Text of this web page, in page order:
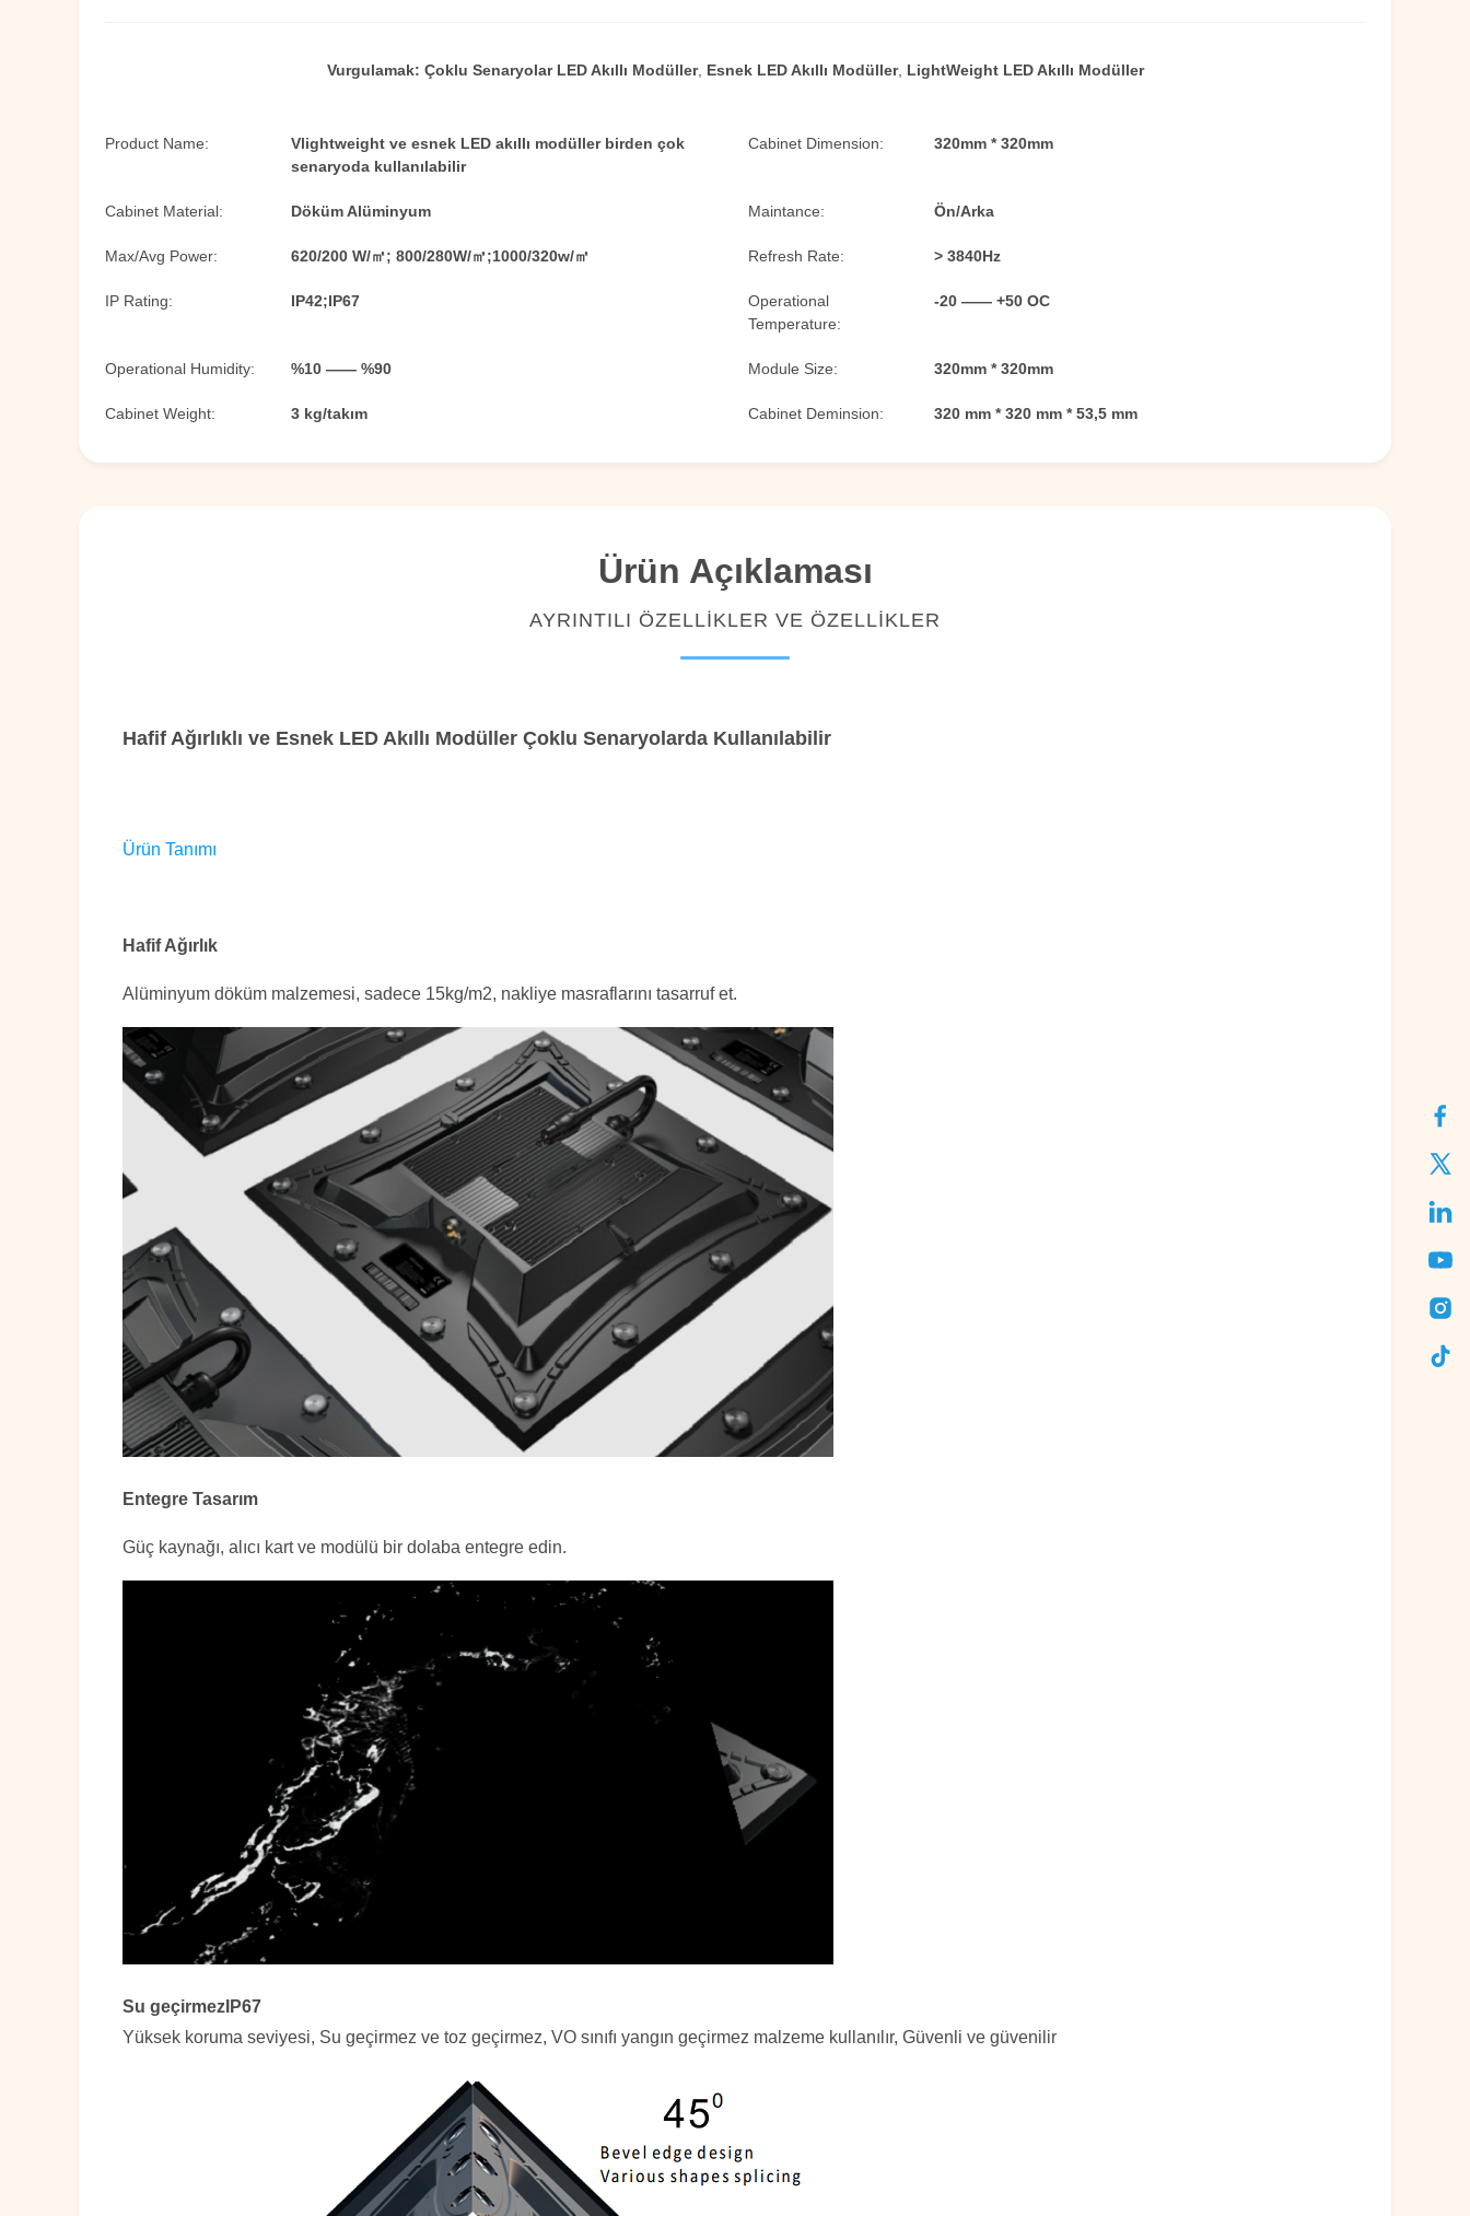
Vurgulamak: Çoklu Senaryolar LED Akıllı Modüller, Esnek LED Akıllı Modüller, LightWeight LED Akıllı Modüller
Product Name:
Vlightweight ve esnek LED akıllı modüller birden çok
senaryoda kullanılabilir
Cabinet Dimension: 320mm * 320mm
Cabinet Material: Döküm Alüminyum Maintance: Ön/Arka
Max/Avg Power: 620/200 W/㎡; 800/280W/㎡;1000/320w/㎡ Refresh Rate: > 3840Hz
IP Rating: IP42;IP67
Operational
Temperature:
-20 —— +50 OC
Operational Humidity: %10 —— %90 Module Size: 320mm * 320mm
Cabinet Weight: 3 kg/takım Cabinet Deminsion: 320 mm * 320 mm * 53,5 mm
Ürün Açıklaması
AYRINTILI ÖZELLIKLER VE ÖZELLIKLER
Hafif Ağırlıklı ve Esnek LED Akıllı Modüller Çoklu Senaryolarda Kullanılabilir
Ürün Tanımı
Hafif Ağırlık
Alüminyum döküm malzemesi, sadece 15kg/m2, nakliye masraflarını tasarruf et.
Entegre Tasarım
Güç kaynağı, alıcı kart ve modülü bir dolaba entegre edin.
Su geçirmez IP67
Yüksek koruma seviyesi, Su geçirmez ve toz geçirmez, VO sınıfı yangın geçirmez malzeme kullanılır, Güvenli ve güvenilir